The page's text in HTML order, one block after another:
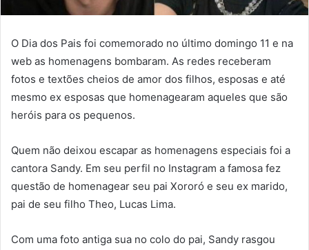
O Dia dos Pais foi comemorado no último domingo 11 e na
web as homenagens bombaram. As redes receberam
fotos e textões cheios de amor dos filhos, esposas e até
mesmo ex esposas que homenagearam aqueles que são
heróis para os pequenos.
Quem não deixou escapar as homenagens especiais foi a
cantora Sandy. Em seu perfil no Instagram a famosa fez
questão de homenagear seu pai Xororó e seu ex marido,
pai de seu filho Theo, Lucas Lima.
Com uma foto antiga sua no colo do pai, Sandy rasgou